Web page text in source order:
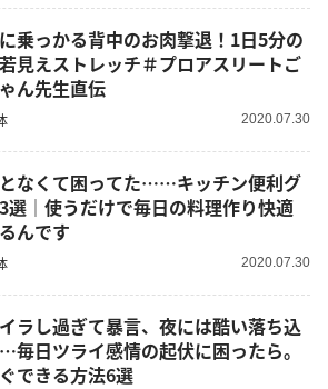
乗っかる背中のお肉撃退！1日5分の
見えストレッチ＃プロアスリートご
ん先生直伝
2020.07.30
なくて困ってた……キッチン便利グ
選｜使うだけで毎日の料理作り快適
んです
2020.07.30
ラし過ぎて暴言、夜には酷い落ち込
日ツライ感情の起伏に困ったら。
できる方法6選